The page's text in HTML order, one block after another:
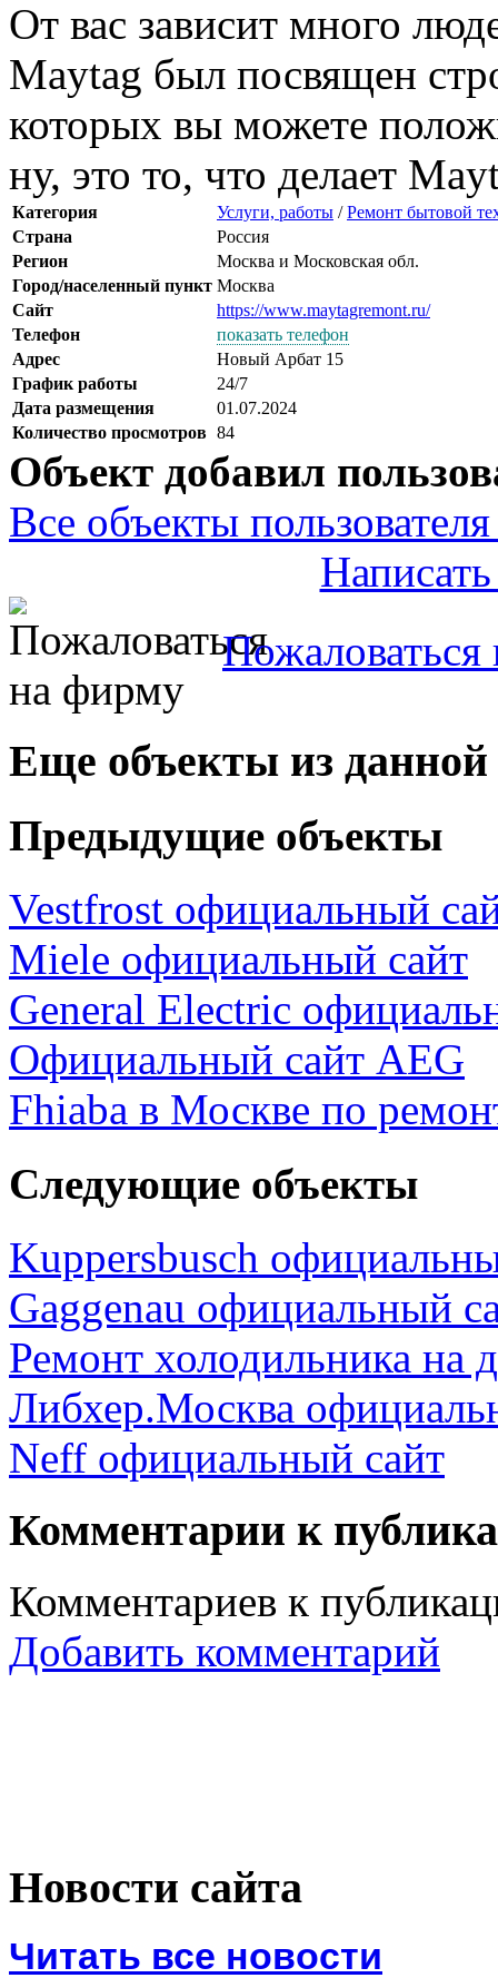
От вас зависит много
Maytag был посвящен
которых вы можете
ну, это то, что делает
Категория Услуги, работы /Ремонт бытовой
Страна
Россия
Регион
Москва и Московская обл.
Город/населенный пункт Москва
Сайт
https://www.maytagremont.ru/
Телефон
показать телефон
Адрес
Новый Арбат 15
График работы
24/7
Дата размещения
01.07.2024
Количество просмотров 84
Объект добавил
Все объекты
Еще объекты из данной
Предыдущие объекты
Vestfrost официальный
Miele официальный сайт
General Electric
Официальный сайт AEG
Fhiaba в Москве по
Следующие объекты
Kuppersbusch
Gaggenau официальный
Ремонт холодильника на
Либхер.Москва
Neff официальный сайт
Комментарии к
Комментариев к
Добавить комментарий
Новости сайта
Читать все новости